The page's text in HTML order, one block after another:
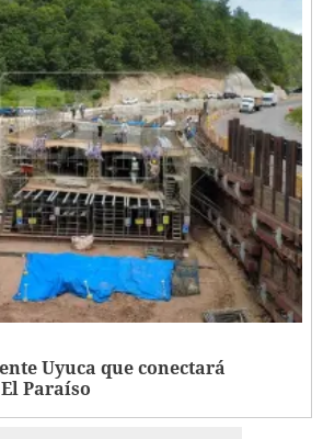
Uyuca que conectará
Paraíso